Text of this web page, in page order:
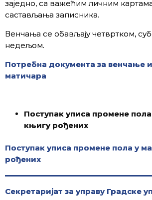
заједно, са важећим личним
састављања записника.
Венчања се обављају четвртком,
недељом.
Потребна документа за венчање и
матичара
Поступак уписа промене
књигу рођених
Поступак уписа промене пола у
рођених
Секретаријат за управу Градске